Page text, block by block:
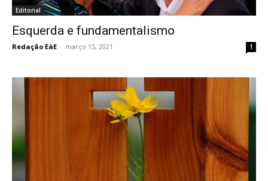
Editorial
Esquerda e fundamentalismo
Redação EàE - março 15, 2021 1